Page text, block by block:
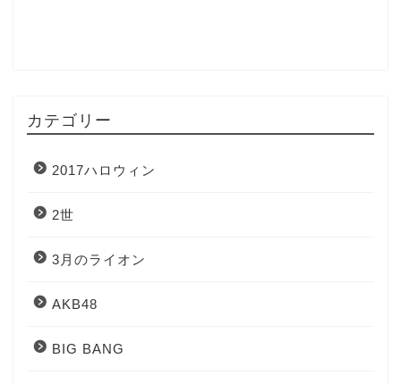
カテゴリー
2017ハロウィン
2世
3月のライオン
AKB48
BIG BANG